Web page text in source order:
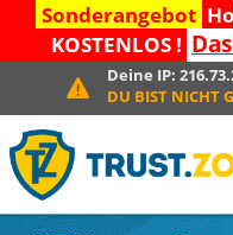
Sonderangebot
KOSTENLOS !
Deine IP:
DU BIST NICHT